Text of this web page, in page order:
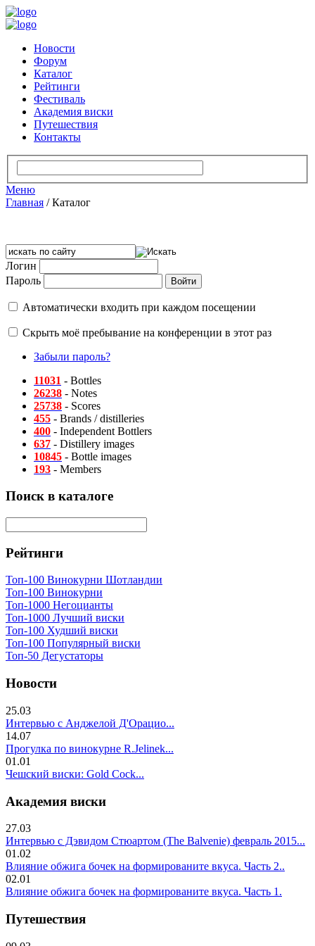
Новости
Форум
Каталог
Рейтинги
Фестиваль
Академия виски
Путешествия
Контакты
Меню
Главная /Каталог
Логин
Пароль
Автоматически входить при каждом посещении
Скрыть моё пребывание на конференции в этот раз
Забыли пароль?
11031 - Bottles
26238 - Notes
25738 - Scores
455 - Brands / distilleries
400 - Independent Bottlers
637 - Distillery images
10845 - Bottle images
193 - Members
Поиск в каталоге
Рейтинги
Топ-100 Винокурни Шотландии
Топ-100 Винокурни
Топ-1000 Негоцианты
Топ-1000 Лучший виски
Топ-100 Худший виски
Топ-100 Популярный виски
Топ-50 Дегустаторы
Новости
25.03
Интервью с Анджелой Д'Орацио...
14.07
Прогулка по винокурне R.Jelinek...
01.01
Чешский виски: Gold Cock...
Академия виски
27.03
Интервью с Дэвидом Стюартом (The Balvenie) февраль 2015...
01.02
Влияние обжига бочек на формированите вкуса. Часть 2..
02.01
Влияние обжига бочек на формированите вкуса. Часть 1.
Путешествия